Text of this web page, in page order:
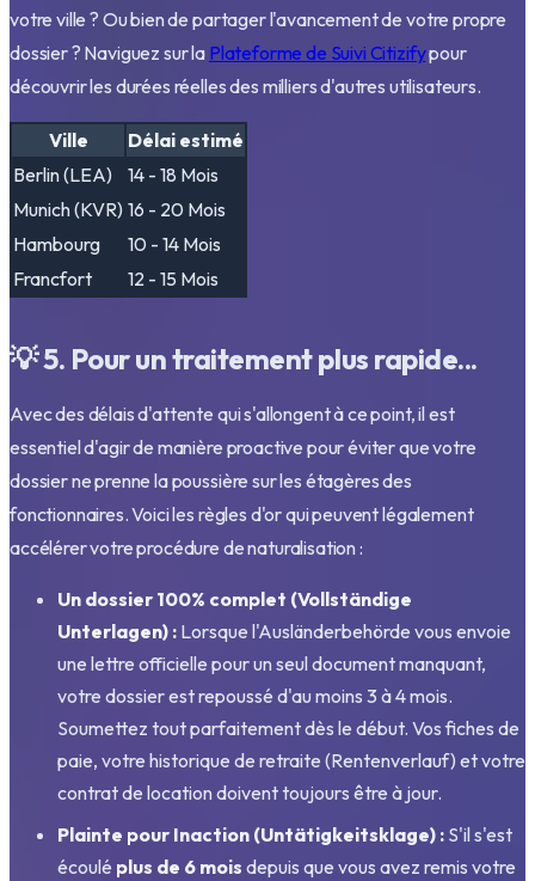
votre ville ? Ou bien de partager l'avancement de votre propre
dossier ? Naviguez sur la Plateforme de Suivi Citizifypour
découvrir les durées réelles des milliers d'autres utilisateurs.
Ville
Délai estimé
Berlin (LEA)
14 - 18 Mois
Munich (KVR) 16 - 20 Mois
Hambourg
10 - 14 Mois
Francfort
12 - 15 Mois
💡 5. Pour un traitement plus rapide...
Avec des délais d'attente qui s'allongent à ce point, il est
essentiel d'agir de manière proactive pour éviter que votre
dossier ne prenne la poussière sur les étagères des
fonctionnaires. Voici les règles d'or qui peuvent légalement
accélérer votre procédure de naturalisation :
Un dossier 100% complet (Vollständige
Unterlagen) : Lorsque l'Ausländerbehörde vous envoie
une lettre officielle pour un seul document manquant,
votre dossier est repoussé d'au moins 3 à 4 mois.
Soumettez tout parfaitement dès le début. Vos fiches de
paie, votre historique de retraite (Rentenverlauf) et votre
contrat de location doivent toujours être à jour.
Plainte pour Inaction (Untätigkeitsklage) : S'il s'est
écoulé plus de 6 mois depuis que vous avez remis votre